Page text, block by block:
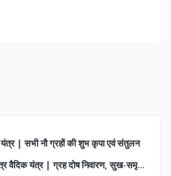
| सभी नौ ग्रहों की शुभ कृपा एवं संतुलन
वैदिक यंत्र | ग्रह दोष निवारण, सुख-समृद्धि